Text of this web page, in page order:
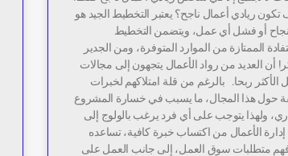
ريادي أعمال ناجح؟ يعتبر التخطيط الجيد هو
أو فشل أي عمل، ويتضمن التخطيط
الممتازة من الموارد المتوفرة، ومن الجدير
أن العديد من رواد الأعمال يتجهون إلى مجالات
الأكثر ربحا. بالرغم من قلة امتلاكهم لخبرات
حول هذا المجال، ما يسبب في خسارة المشروع
ولهذا يتوجب على أي فرد يرغب بالولوج إلى
إدارة الأعمال من اكتساب خبرة كافية، تساعده
متطلبات سوق العمل، إلى جانب العمل على